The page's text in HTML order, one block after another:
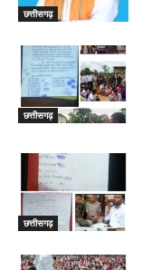
छत्तीसगढ़
छत्तीसगढ़
छत्तीसगढ़